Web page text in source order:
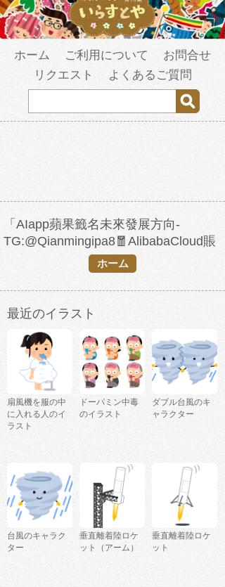
ホーム ご利用について
お問合せ
リクエスト
よくあるご質問
「AIapp蘋果籤名未來發展方向-
TG:@Qianmingipa8🧧AlibabaCloud賬
號購買.qxv」の検索結果
ホーム
最近のイラスト
扇風機を服の中
に入れる人のイ
ラスト
ドーパミン中毒
のイラスト
ダブル台風のキ
ャラクター
台風のキャラク
ター
垂直離着陸ロケ
ット（アーム）
垂直離着陸ロケ
ット